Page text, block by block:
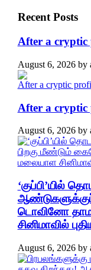
Recent Posts
After a cryptic
August 6, 2026by
After a cryptic
August 6, 2026by
‘குப்பி’யில்
டொவினோ
சினிமாவில்
August 6, 2026by